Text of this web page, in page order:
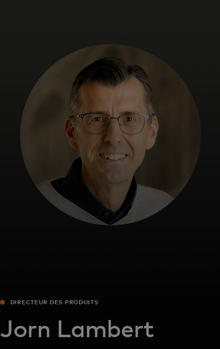
Pour les professionnels
Pour le monde
Pour les innovateurs
Actualités et tendances
DIRECTEUR DES PRODUITS
Jorn Lambert